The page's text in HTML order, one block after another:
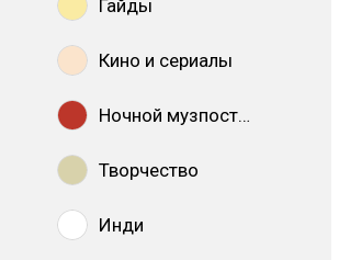
Гайды
Кино и сериалы
Ночной музпостинг
Творчество
Инди